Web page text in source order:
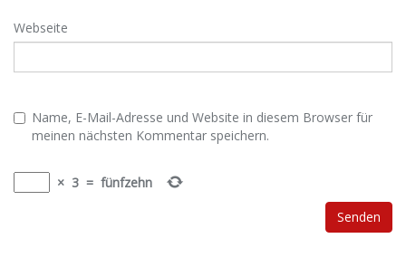
Webseite
Name, E-Mail-Adresse und Website in diesem Browser für
meinen nächsten Kommentar speichern.
× 3 = fünfzehn